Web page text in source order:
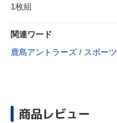
1枚組
関連ワード
鹿島アントラーズ / スポーツ
商品レビュー